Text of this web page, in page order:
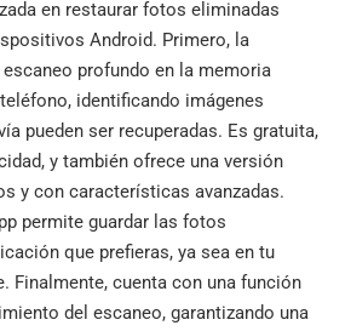
en restaurar fotos eliminadas
Android. Primero, la
profundo en la memoria
identificando imágenes
pueden ser recuperadas. Es gratuita,
y también ofrece una versión
y con características avanzadas.
permite guardar las fotos
que prefieras, ya sea en tu
Finalmente, cuenta con una función
del escaneo, garantizando una